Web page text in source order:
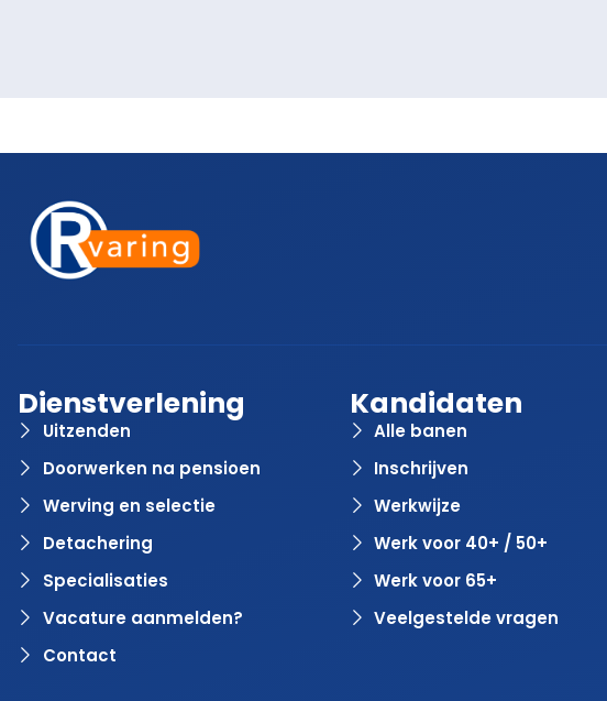
Dienstverlening
Uitzenden
Doorwerken na pensioen
Werving en selectie
Detachering
Specialisaties
Vacature aanmelden?
Contact
Kandidaten
Alle banen
Inschrijven
Werkwijze
Werk voor 40+ / 50+
Werk voor 65+
Veelgestelde vragen